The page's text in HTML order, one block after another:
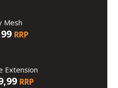
Mesh
RRP
Extension
RRP